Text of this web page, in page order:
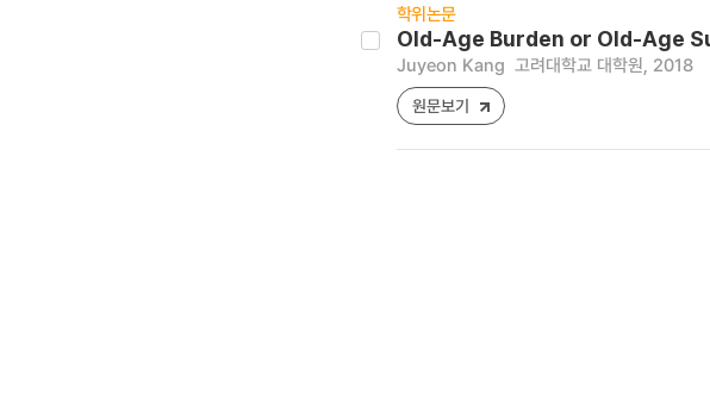
학위논문
Old-Age Burden or Old-Age
Juyeon Kang 고려대학교 대학원, 2018
원문보기